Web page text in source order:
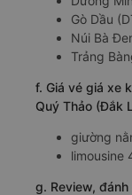
Gò Dầu
Núi Bà
Trảng
f. Giá vé giá xe
Quý Thảo (Đắk
giường
limousine
g. Review,